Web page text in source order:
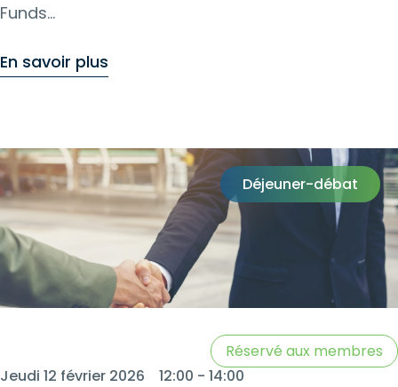
Funds
En savoir plus
Déjeuner-débat
Jeudi 12 février 2026 12:00 - 14:00
Réservé aux membres